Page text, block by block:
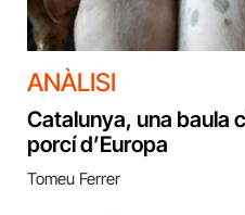
ANÀLISI
Catalunya, una baula
porcí d’Europa
Tomeu Ferrer